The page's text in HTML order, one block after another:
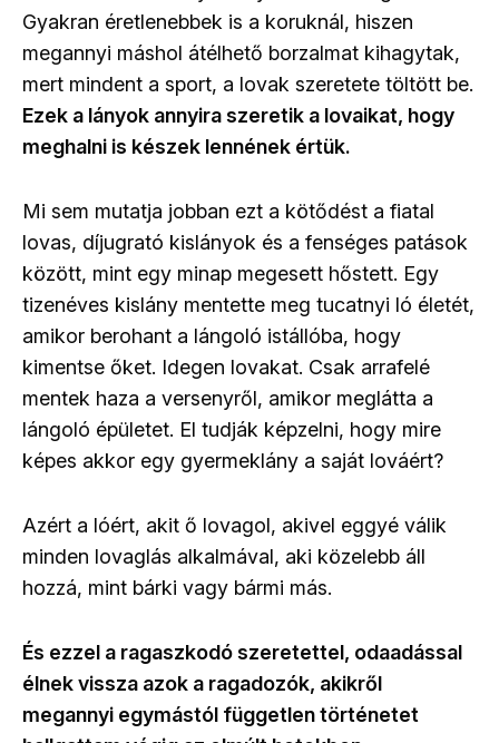
Gyakran éretlenebbek is a koruknál, hiszen
megannyi máshol átélhető borzalmat kihagytak,
mert mindent a sport, a lovak szeretete töltött be.
Ezek a lányok annyira szeretik a lovaikat, hogy
meghalni is készek lennének értük.
Mi sem mutatja jobban ezt a kötődést a fiatal
lovas, díjugrató kislányok és a fenséges patások
között, mint egy minap megesett hőstett. Egy
tizenéves kislány mentette meg tucatnyi ló életét,
amikor berohant a lángoló istállóba, hogy
kimentse őket. Idegen lovakat. Csak arrafelé
mentek haza a versenyről, amikor meglátta a
lángoló épületet. El tudják képzelni, hogy mire
képes akkor egy gyermeklány a saját lováért?
Azért a lóért, akit ő lovagol, akivel eggyé válik
minden lovaglás alkalmával, aki közelebb áll
hozzá, mint bárki vagy bármi más.
És ezzel a ragaszkodó szeretettel, odaadással
élnek vissza azok a ragadozók, akikről
megannyi egymástól független történetet